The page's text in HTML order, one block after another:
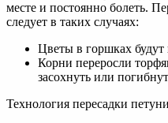
месте и постоянно болеть.
следует в таких случаях:
Цветы в горшках будут
Корни переросли
засохнуть или
Технология пересадки